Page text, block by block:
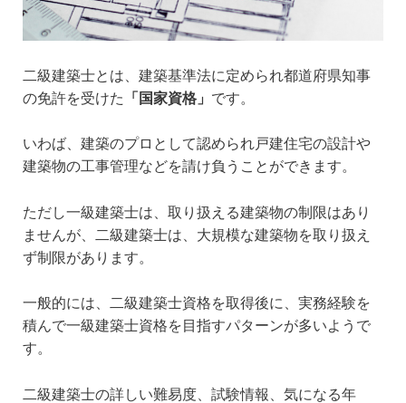
二級建築士とは、建築基準法に定められ都道府県知事
の免許を受けた
「国家資格」 です。
いわば、建築のプロとして認められ戸建住宅の設計や
建築物の工事管理などを請け負うことができます。
ただし一級建築士は、取り扱える建築物の制限はあり
ませんが、二級建築士は、大規模な建築物を取り扱え
ず制限があります。
一般的には、二級建築士資格を取得後に、実務経験を
積んで一級建築士資格を目指すパターンが多いようで
す。
二級建築士の詳しい難易度、試験情報、気になる年